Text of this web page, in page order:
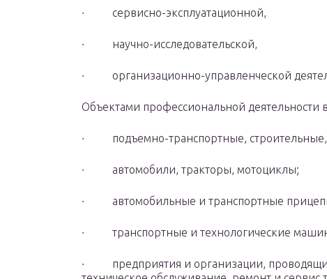
∙ сервисно-эксплуатационной,
∙ научно-исследовательской,
∙ организационно-управленческой
Объектами профессиональной деятельности
∙ подъемно-транспортные,
∙ автомобили, тракторы, мотоциклы;
∙ автомобильные и транспортные
∙ транспортные и технологические
∙ предприятия и организации,